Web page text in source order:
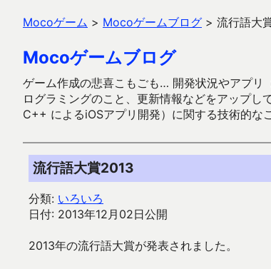
Mocoゲーム > Mocoゲームブログ > 流行語大
Mocoゲームブログ
ゲーム作成の悲喜こもごも… 開発状況やアプ
ログラミングのこと、更新情報などをアップ
C++ によるiOSアプリ開発）に関する技術的な
流行語大賞2013
分類: いろいろ
日付: 2013年12月02日公開
2013年の流行語大賞が発表されました。